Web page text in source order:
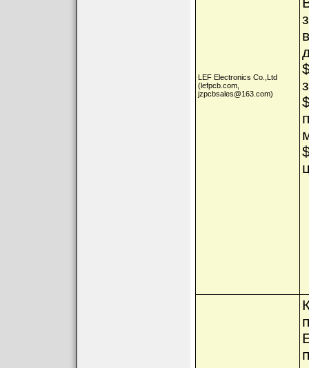
LEF Electronics Co.,Ltd
(lefpcb.com,
jzpcbsales@163.com)